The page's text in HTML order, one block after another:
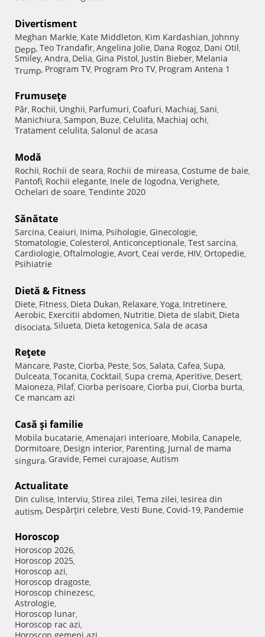
Divertisment
Meghan Markle, Kate Middleton, Kim Kardashian, Johnny
Depp, Teo Trandafir, Angelina Jolie, Dana Rogoz, Dani Otil,
Smiley, Andra, Delia, Gina Pistol, Justin Bieber, Melania
Trump, Program TV, Program Pro TV, Program Antena 1
Frumuseţe
Păr, Rochii, Unghii, Parfumuri, Coafuri, Machiaj, Sani,
Manichiura, Sampon, Buze, Celulita, Machiaj ochi,
Tratament celulita, Salonul de acasa
Modă
Rochii, Rochii de seara, Rochii de mireasa, Costume de baie,
Pantofi, Rochii elegante, Inele de logodna, Verighete,
Ochelari de soare, Tendinte 2020
Sănătate
Sarcina, Ceaiuri, Inima, Psihologie, Ginecologie,
Stomatologie, Colesterol, Anticonceptionale, Test sarcina,
Cardiologie, Oftalmologie, Avort, Ceai verde, HIV, Ortopedie,
Psihiatrie
Dietă & Fitness
Diete, Fitness, Dieta Dukan, Relaxare, Yoga, Intretinere,
Aerobic, Exercitii abdomen, Nutritie, Dieta de slabit, Dieta
disociata, Silueta, Dieta ketogenica, Sala de acasa
Reţete
Mancare, Paste, Ciorba, Peste, Sos, Salata, Cafea, Supa,
Dulceata, Tocanita, Cocktail, Supa crema, Aperitive, Desert,
Maioneza, Pilaf, Ciorba perisoare, Ciorba pui, Ciorba burta,
Ce mancam azi
Casă şi familie
Mobila bucatarie, Amenajari interioare, Mobila, Canapele,
Dormitoare, Design interior, Parenting, Jurnal de mama
singura, Gravide, Femei curajoase, Autism
Actualitate
Din culise, Interviu, Stirea zilei, Tema zilei, Iesirea din
autism, Despărţiri celebre, Vesti Bune, Covid-19, Pandemie
Horoscop
Horoscop 2026,
Horoscop 2025,
Horoscop azi,
Horoscop dragoste,
Horoscop chinezesc,
Astrologie,
Horoscop lunar,
Horoscop rac azi,